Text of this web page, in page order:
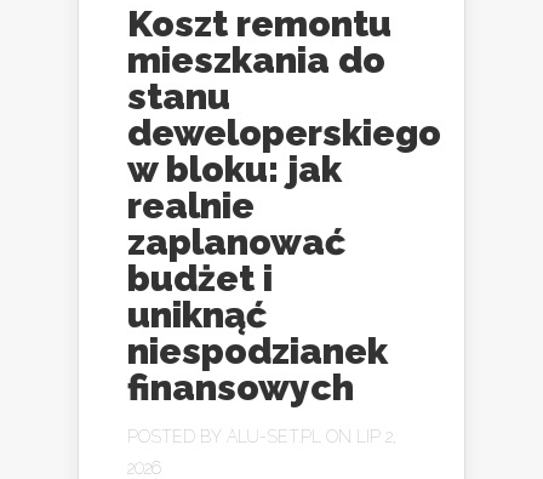
Koszt remontu
mieszkania do
stanu
deweloperskiego
w bloku: jak
realnie
zaplanować
budżet i
uniknąć
niespodzianek
finansowych
POSTED BY ALU-SET.PL
ON LIP 2,
2026